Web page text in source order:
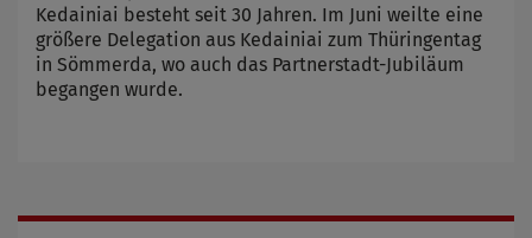
Kedainiai besteht seit 30 Jahren. Im Juni weilte eine
größere Delegation aus Kedainiai zum Thüringentag
in Sömmerda, wo auch das Partnerstadt-Jubiläum
begangen wurde.